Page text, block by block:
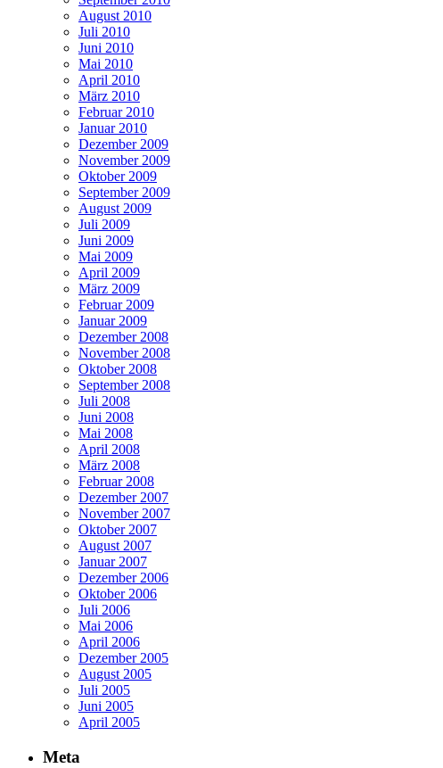
August 2010
Juli 2010
Juni 2010
Mai 2010
April 2010
März 2010
Februar 2010
Januar 2010
Dezember 2009
November 2009
Oktober 2009
September 2009
August 2009
Juli 2009
Juni 2009
Mai 2009
April 2009
März 2009
Februar 2009
Januar 2009
Dezember 2008
November 2008
Oktober 2008
September 2008
Juli 2008
Juni 2008
Mai 2008
April 2008
März 2008
Februar 2008
Dezember 2007
November 2007
Oktober 2007
August 2007
Januar 2007
Dezember 2006
Oktober 2006
Juli 2006
Mai 2006
April 2006
Dezember 2005
August 2005
Juli 2005
Juni 2005
April 2005
Meta